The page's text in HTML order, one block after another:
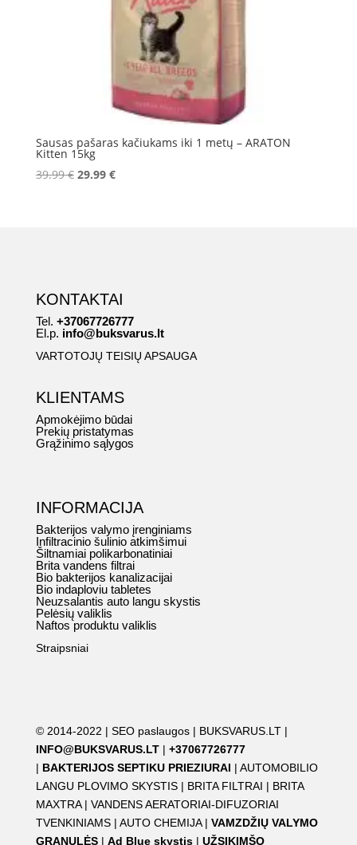
Sausas pašaras kačiukams iki 1 metų – ARATON
Kitten 15kg
39.99€ Original
29.99 €Current
KONTAKTAI
Tel. +37067726777
El.p. info@buksvarus.lt
VARTOTOJŲ TEISIŲ APSAUGA
KLIENTAMS
Apmokėjimo būdai
Prekių pristatymas
Grąžinimo sąlygos
INFORMACIJA
Bakterijos valymo įrenginiams
Infiltracinio šulinio atkimšimui
Šiltnamiai polikarbonatiniai
Brita vandens filtrai
Bio bakterijos kanalizacijai
Bio indaploviu tabletes
Neuzsalantis auto langu skystis
Pelėsių valiklis
Naftos produktu valiklis
Straipsniai
© 2014-2022 | SEO paslaugos| BUKSVARUS.LT|
INFO@BUKSVARUS.LT| +37067726777
| BAKTERIJOS SEPTIKU PRIEZIURAI | AUTOMOBILIO
LANGU PLOVIMO SKYSTIS| BRITA FILTRAI | BRITA
MAXTRA| VANDENS AERATORIAI-DIFUZORIAI
TVENKINIAMS| AUTO CHEMIJA | VAMZDŽIŲ VALYMO
GRANULĖS| Ad Blue skystis| UŽSIKIMŠO